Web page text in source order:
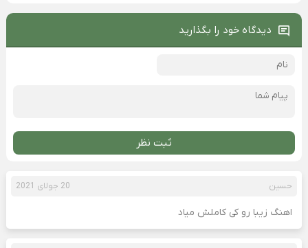
دیدگاه خود را بگذارید
ثبت نظر
حسین 20 جولای 2021
اهنگ زیبا رو کی کاملش میاد